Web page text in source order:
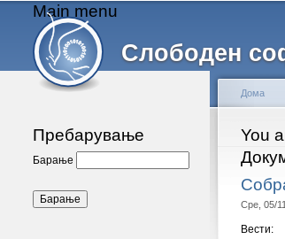
Слободен
Main menu
Пребарување
Барање
You
Дома
Сре, 05/
Вести: